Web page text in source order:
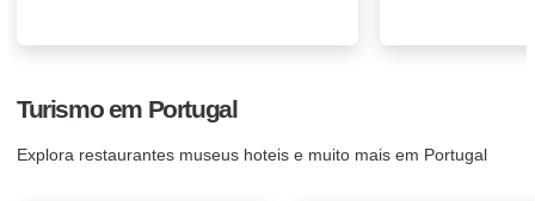
Turismo em Portugal
Explora restaurantes museus hoteis e muito mais em Portugal